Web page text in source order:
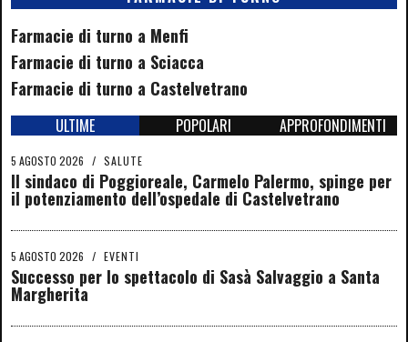
Farmacie di turno a Menfi
Farmacie di turno a Sciacca
Farmacie di turno a Castelvetrano
ULTIME POPOLARI APPROFONDIMENTI
5 AGOSTO 2026 / SALUTE
Il sindaco di Poggioreale, Carmelo Palermo, spinge per
il potenziamento dell’ospedale di Castelvetrano
5 AGOSTO 2026 / EVENTI
Successo per lo spettacolo di Sasà Salvaggio a Santa
Margherita